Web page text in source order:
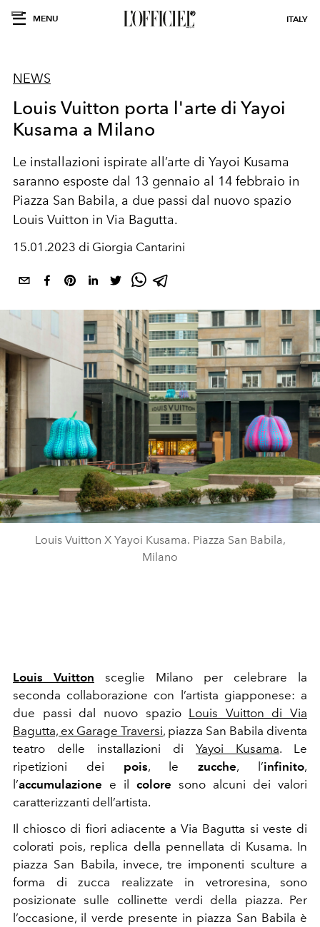
MENU ITALY
NEWS
Louis Vuitton porta l'arte di Yayoi
Kusama a Milano
Le installazioni ispirate all’arte di Yayoi Kusama
saranno esposte dal 13 gennaio al 14 febbraio in
Piazza San Babila, a due passi dal nuovo spazio
Louis Vuitton in Via Bagutta.
15.01.2023 di Giorgia Cantarini
Louis Vuitton X Yayoi Kusama. Piazza San Babila,
Milano
Louis Vuitton sceglie Milano per celebrare la
seconda collaborazione con l’artista giapponese: a
due passi dal nuovo spazio Louis Vuitton di Via
Bagutta, ex Garage Traversi, piazza San Babila diventa
teatro delle installazioni di Yayoi Kusama. Le
ripetizioni dei pois, lezucche, l’infinito,
l’accumulazione e il colore sono alcuni dei valori
caratterizzanti dell’artista.
Il chiosco di fiori adiacente a Via Bagutta si veste di
colorati pois, replica della pennellata di Kusama. In
piazza San Babila, invece, tre imponenti sculture a
forma di zucca realizzate in vetroresina, sono
posizionate sulle collinette verdi della piazza. Per
l’occasione, il verde presente in piazza San Babila è